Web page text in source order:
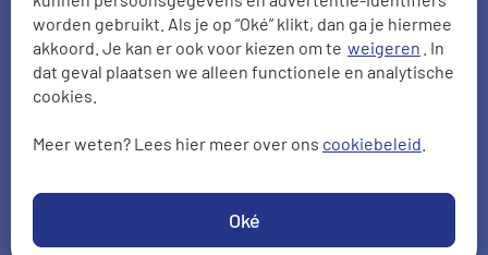
worden gebruikt. Als je op “Oké” klikt, dan ga je hiermee
akkoord. Je kan er ook voor kiezen om te weigeren . In
dat geval plaatsen we alleen functionele en analytische
cookies.
Meer weten? Lees hier meer over ons cookiebeleid
Oké
Aantal personen
1
2000kWh/jr 950m3/jr
Zonnepanelen
ophalen